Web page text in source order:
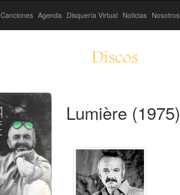
Canciones Agenda Disquería Virtual Noticias Nosotros
Discos
Lumière (1975)